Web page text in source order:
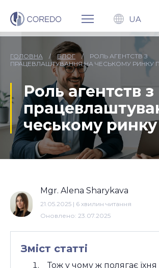
UA
ГОЛОВНА / БЛОГ /
РОЛЬ АГЕНТСТВ З
ПРАЦЕВЛАШТУВАННЯ НА ЧЕСЬКОМУ РИНКУ
Роль агентств з
чеському ринку
Mgr. Alena Sharykava
21.05.2025| 6хвилин читання
Оновлено: 23.07.2025
Зміст статті
Тож у чому ж полягає їхня